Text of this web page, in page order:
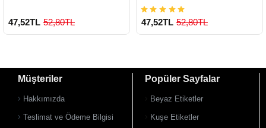
47,52TL 52,80TL 47,52TL 52,80TL
Müşteriler
Hakkımızda
Teslimat ve Ödeme Bilgisi
Popüler Sayfalar
Beyaz Etiketler
Kuşe Etiketler